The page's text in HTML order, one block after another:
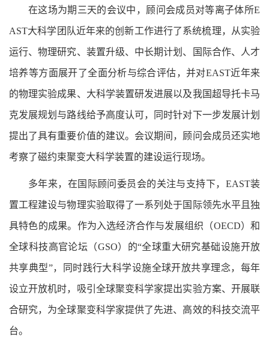
在这场为期三天的会议中，顾问会成员对等离子体所E
AST大科学团队近年来的创新工作进行了系统梳理，从实验
运行、物理研究、装置升级、中长期计划、国际合作、人才
培养等方面展开了全面分析与综合评估，并对EAST近年来
的物理实验成果、大科学装置研发进展以及我国超导托卡马
克发展规划与路线给予高度认可，同时针对下一步发展计划
提出了具有重要价值的建议。会议期间，顾问会成员还实地
考察了磁约束聚变大科学装置的建设运行现场。
多年来，在国际顾问委员会的关注与支持下，EAST装
置工程建设与物理实验取得了一系列处于国际领先水平且独
具特色的成果。作为入选经济合作与发展组织（OECD）和
全球科技高官论坛（GSO）的“全球重大研究基础设施开放
共享典型”，同时践行大科学设施全球开放共享理念，每年
设立开放机时，吸引全球聚变科学家提出实验方案、开展联
合研究，为全球聚变科学家提供了先进、高效的科技交流平
台。